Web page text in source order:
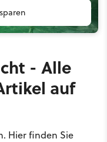
- Alle
auf
Hier finden Sie